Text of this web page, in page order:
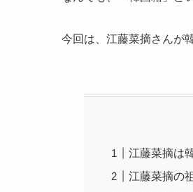
今回は、江藤菜摘さんが
江藤菜摘は
江藤菜摘の